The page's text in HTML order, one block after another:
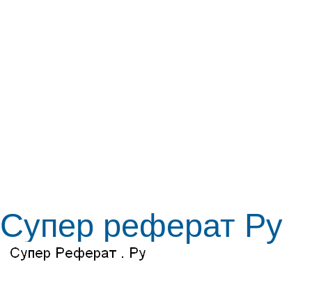
Супер реферат Ру